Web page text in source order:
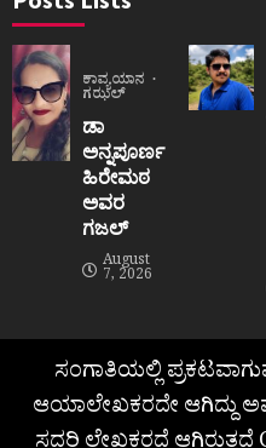
ಕಾವ್ಯಯಾನ
ಗಝಲ್
ಡಾ
ಅನ್ನಪೂರ್ಣ
ಹಿರೇಮಠ
ಅವರ
ಗಜಲ್
August
7, 2026
ಸಂಗಾತಿಯಲ್ಲಿ
ಆಯಾಲೇಖಕರದೇ ಆಗಿದ್ದು